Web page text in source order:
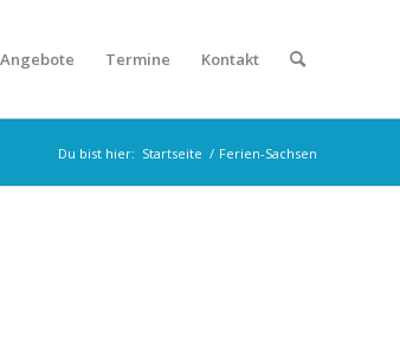
Angebote Termine Kontakt
Du bist hier: Startseite / Ferien-Sachsen